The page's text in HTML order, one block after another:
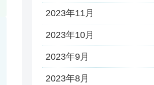
2023年11月
2023年10月
2023年9月
2023年8月